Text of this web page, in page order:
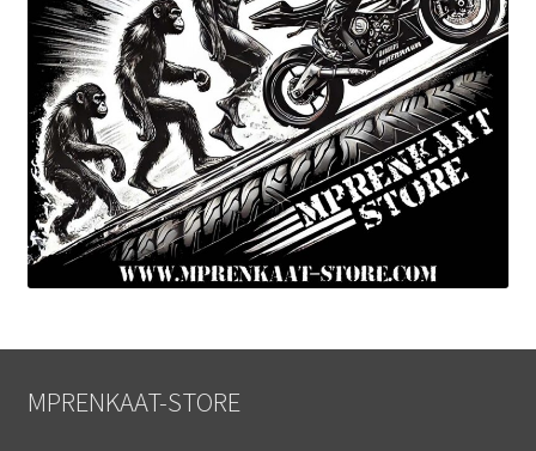
MPRENKAAT-STORE